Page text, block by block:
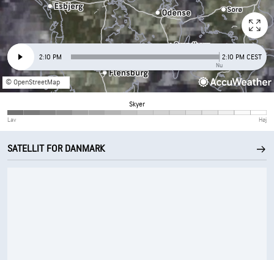
2:10 PM
Nu
2:10 PM CEST
© OpenStreetMap
Skyer
Lav Høj
SATELLIT FOR DANMARK